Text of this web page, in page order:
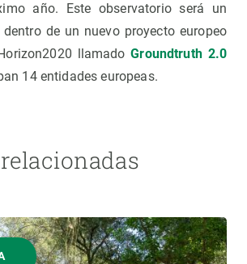
año. Este observatorio será un
de un nuevo proyecto europeo
llamadoGroundtruth 2.0
14 entidades europeas.